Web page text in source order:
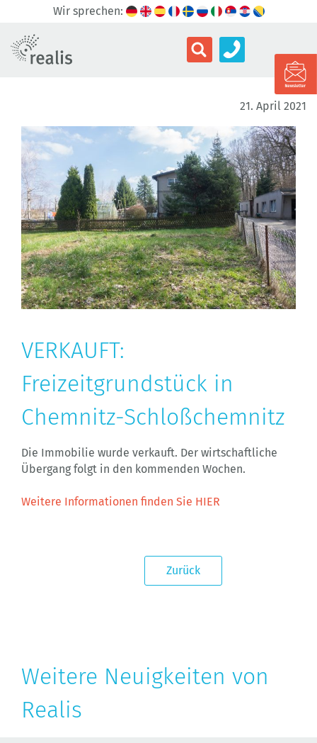
Wir sprechen:
21. April 2021
VERKAUFT:
Freizeitgrundstück in
Chemnitz-Schloßchemnitz
Die Immobilie wurde verkauft. Der wirtschaftliche
Übergang folgt in den kommenden Wochen.
Weitere Informationen finden Sie HIER
Zurück
Weitere Neuigkeiten von
Realis